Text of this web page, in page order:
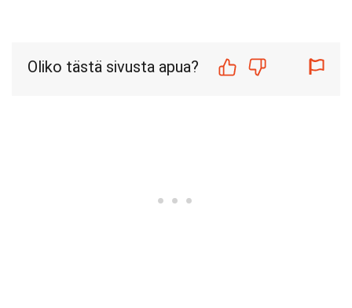
Oliko tästä sivusta apua?